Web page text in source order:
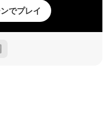
でプレイ